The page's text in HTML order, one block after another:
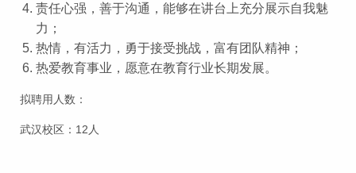
责任心强，善于沟通，能够在讲台上充分展示自我魅
力；
热情，有活力，勇于接受挑战，富有团队精神；
热爱教育事业，愿意在教育行业长期发展。
拟聘用人数：
武汉校区：12人